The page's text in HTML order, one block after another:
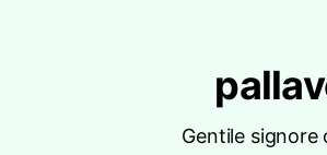
Gentile signore